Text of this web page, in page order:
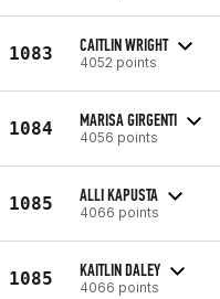
1083 CAITLIN WRIGHT
4052 points
1084 MARISA GIRGENTI
4056 points
1085 ALLI KAPUSTA
4066 points
1085 KAITLIN DALEY
4066 points